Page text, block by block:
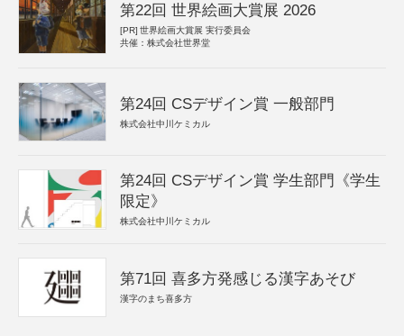
第22回 世界絵画大賞展 2026
[PR] 世界絵画大賞展 実行委員会
共催：株式会社世界堂
第24回 CSデザイン賞 一般部門
株式会社中川ケミカル
第24回 CSデザイン賞 学生部門《学生
限定》
株式会社中川ケミカル
第71回 喜多方発感じる漢字あそび
漢字のまち喜多方